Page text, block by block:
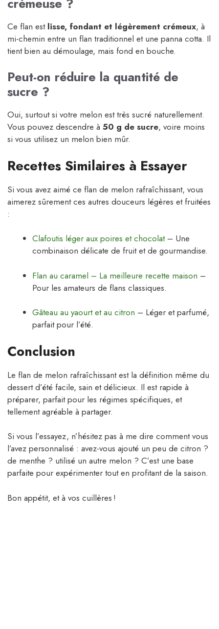
Ce flan est lisse, fondant et légèrement crémeux, à
mi-chemin entre un flan traditionnel et une panna cotta. Il
tient bien au démoulage, mais fond en bouche.
Peut-on réduire la quantité de
sucre ?
Oui, surtout si votre melon est très sucré naturellement.
Vous pouvez descendre à 50 g de sucre, voire moins
si vous utilisez un melon bien mûr.
Recettes Similaires à Essayer
Si vous avez aimé ce flan de melon rafraîchissant, vous
aimerez sûrement ces autres douceurs légères et fruitées
:
Clafoutis léger aux poires et chocolat– Une
combinaison délicate de fruit et de gourmandise.
Flan au caramel – La meilleure recette maison –
Pour les amateurs de flans classiques.
Gâteau au yaourt et au citron – Léger et parfumé,
parfait pour l’été.
Conclusion
Le flan de melon rafraîchissant est la définition même du
dessert d’été facile, sain et délicieux. Il est rapide à
préparer, parfait pour les régimes spécifiques, et
tellement agréable à partager.
Si vous l’essayez, n’hésitez pas à me dire comment vous
l’avez personnalisé : avez-vous ajouté un peu de citron ?
de menthe ? utilisé un autre melon ? C’est une base
parfaite pour expérimenter tout en profitant de la saison.
Bon appétit, et à vos cuillères !